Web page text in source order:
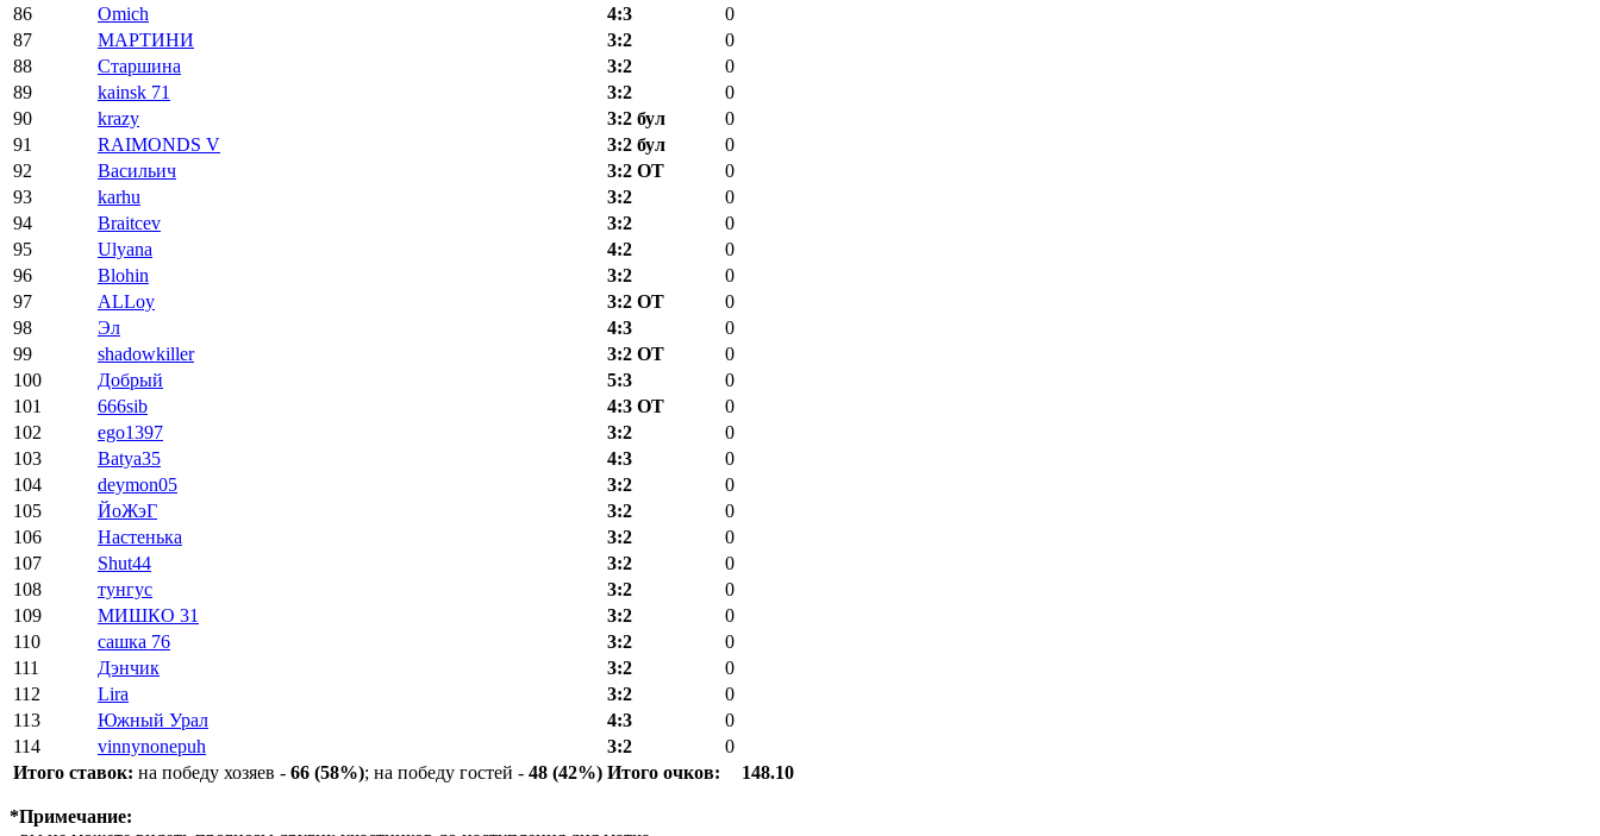
86
Omich 4:3
0
87
МАРТИНИ 3:2
0
88
Старшина 3:2
0
89
kainsk 71 3:2
0
90
krazy 3:2 бул
0
91
RAIMONDS V 3:2 бул
0
92
Васильич 3:2 ОТ
0
93
karhu 3:2
0
94
Braitcev 3:2
0
95
Ulyana 4:2
0
96
Blohin 3:2
0
97
ALLoy 3:2 ОТ
0
98
Эл 4:3
0
99
shadowkiller 3:2 ОТ
0
100
Добрый 5:3
0
101
666sib 4:3 ОТ
0
102
ego1397 3:2
0
103
Batya35 4:3
0
104
deymon05 3:2
0
105
ЙоЖэГ 3:2
0
106
Настенька 3:2
0
107
Shut44 3:2
0
108
тунгус 3:2
0
109
МИШКО 31 3:2
0
110
сашка 76 3:2
0
111
Дэнчик 3:2
0
112
Lira 3:2
0
113
Южный Урал 4:3
0
114
vinnynonepuh 3:2
0
Итого ставок: на победу хозяев - 66 (58%); на победу гостей - 48 (42%) Итого очков: 148.10
*Примечание: